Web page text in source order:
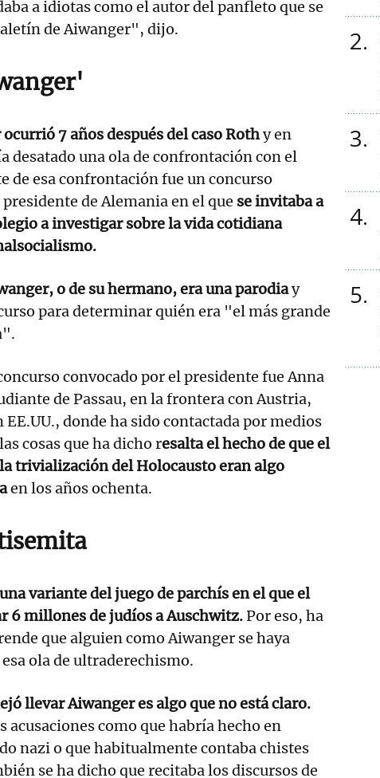
a idiotas como el autor del panfleto que se
de Aiwanger", dijo.
7 años después del caso Rothy en
desatado una ola de confrontación con el
de esa confrontación fue un concurso
de Alemania en el que se invitaba a
a investigar sobre la vida cotidiana
o de su hermano, era una parodiay
para determinar quién era "el más grande
convocado por el presidente fue Anna
de Passau, en la frontera con Austria,
EE.UU., donde ha sido contactada por medios
cosas que ha dicho resalta el hecho de que el
trivialización del Holocausto eran algo
en los años ochenta.
variante del juego de parchís en el que el
6 millones de judíos a Auschwitz.Por eso, ha
que alguien como Aiwanger se haya
ola de ultraderechismo.
llevar Aiwanger es algo que no está claro.
acusaciones como que habría hecho en
nazi o que habitualmente contaba chistes
se ha dicho que recitaba los discursos de
2
3
4
5